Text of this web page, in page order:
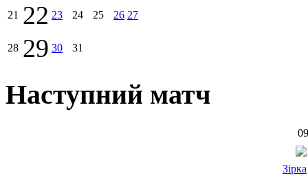
21 22 23 24 25 26 27
28 29 30 31
Наступний матч
Зірка